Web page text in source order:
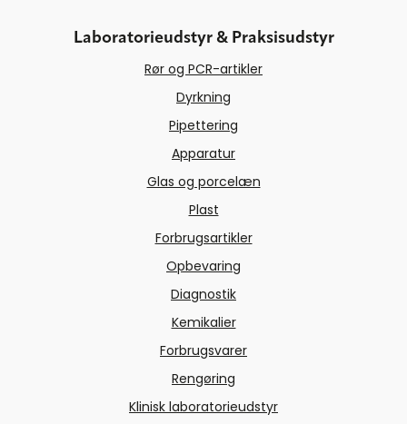
Laboratorieudstyr & Praksisudstyr
Rør og PCR-artikler
Dyrkning
Pipettering
Apparatur
Glas og porcelæn
Plast
Forbrugsartikler
Opbevaring
Diagnostik
Kemikalier
Forbrugsvarer
Rengøring
Klinisk laboratorieudstyr